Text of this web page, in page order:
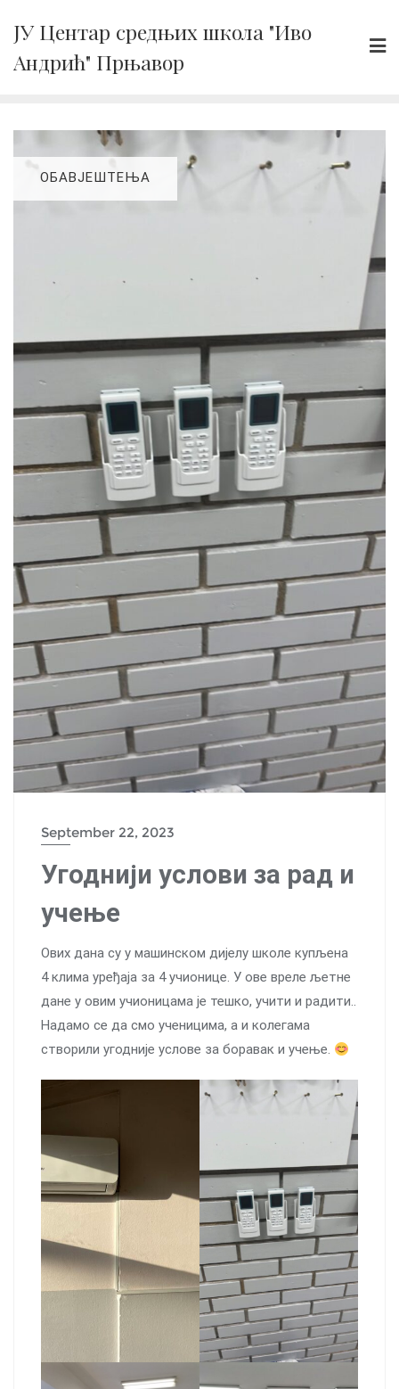
content
ЈУ Центар средњих школа "Иво
Андрић" Прњавор
ОБАВЈЕШТЕЊА
September 22, 2023
Угоднији услови за рад и
учење
Ових дана су у машинском дијелу школе купљена
4 клима уређаја за 4 учионице. У ове вреле љетне
дане у овим учионицама је тешко, учити и радити..
Надамо се да смо ученицима, а и колегама
створили угодније услове за боравак и учење.